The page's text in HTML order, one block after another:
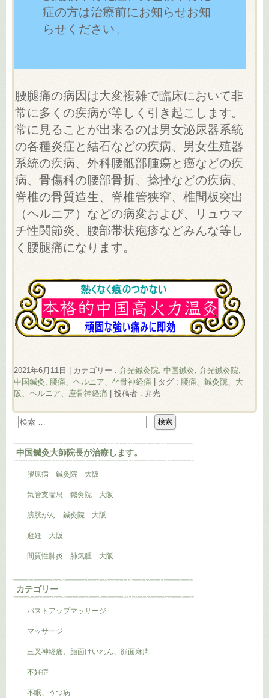
症の方は治療前にお知らせお知
らせください。
腰腿痛の病因は大変複雑で臨床において非
常に多くの疾病が等しく引き起こします。
常に見ることが出来るのは男女泌尿器系統
の各種炎症と結石などの疾病、男女生殖器
系統の疾病、外科腰骶部腫瘍と癌などの疾
病、骨傷科の腰部骨折、捻挫などの疾病、
脊椎の骨質造生、脊椎管狭窄、椎間板突出
（ヘルニア）などの病変および、リュウマ
チ性関節炎、腰部帯状疱疹などみんな等し
く腰腿痛になります。
2021年6月11日 カテゴリー : 弁光鍼灸院, 中国鍼灸, 弁光鍼灸院,
中国鍼灸, 腰痛、ヘルニア、坐骨神経痛
タグ : 腰痛、鍼灸院、大
阪、ヘルニア、座骨神経痛
投稿者 : 弁光
中国鍼灸大師院長が治療します。
膠原病 鍼灸院 大阪
気管支喘息 鍼灸院 大阪
膀胱がん 鍼灸院 大阪
避妊 大阪
間質性肺炎 肺気腫 大阪
カテゴリー
バストアップマッサージ
マッサージ
三叉神経痛、顔面けいれん、顔面麻痺
不妊症
不眠、うつ病